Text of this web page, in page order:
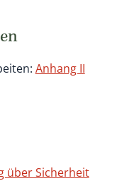
Anhang II
über Sicherheit